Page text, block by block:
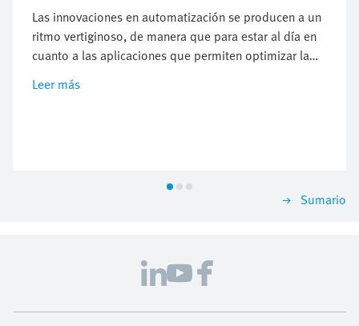
Las innovaciones en automatización se producen a un
ritmo vertiginoso, de manera que para estar al día en
cuanto a las aplicaciones que permiten optimizar la
producción y que las empresas industriales se
mantengan competitivas es necesario contar con
Leer más
Sumario